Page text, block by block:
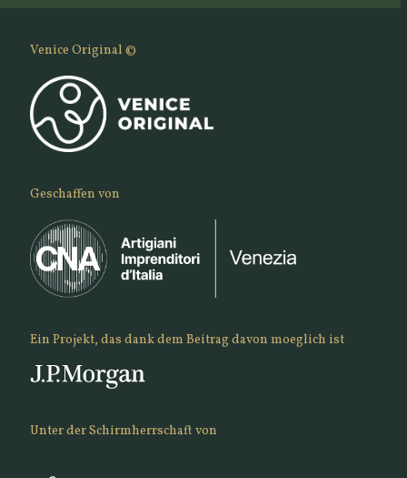
Venice Original ©
Geschaffen von
Ein Projekt, das dank dem Beitrag davon moeglich ist
Unter der Schirmherrschaft von